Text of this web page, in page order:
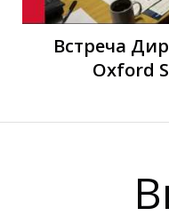
Встреча
Oxford